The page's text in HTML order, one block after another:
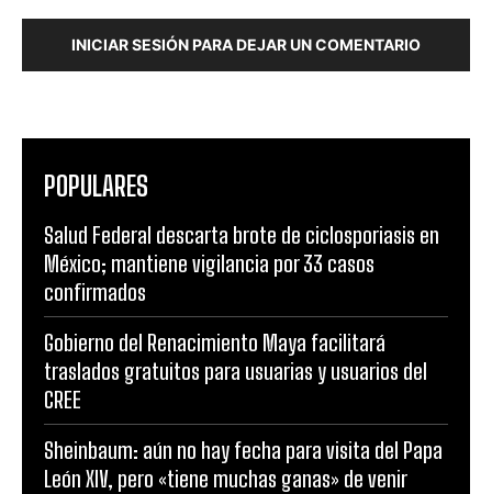
INICIAR SESIÓN PARA DEJAR UN COMENTARIO
POPULARES
Salud Federal descarta brote de ciclosporiasis en
México; mantiene vigilancia por 33 casos
confirmados
Gobierno del Renacimiento Maya facilitará
traslados gratuitos para usuarias y usuarios del
CREE
Sheinbaum: aún no hay fecha para visita del Papa
León XIV, pero «tiene muchas ganas» de venir